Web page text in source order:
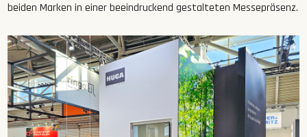
beiden Marken in einer beeindruckend gestalteten Messepräsenz.